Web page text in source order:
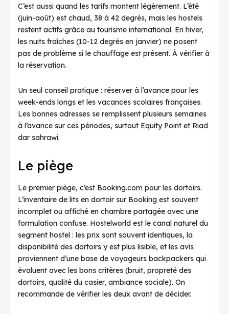
C’est aussi quand les tarifs montent légèrement. L’été
(juin-août) est chaud, 38 à 42 degrés, mais les hostels
restent actifs grâce au tourisme international. En hiver,
les nuits fraîches (10-12 degrés en janvier) ne posent
pas de problème si le chauffage est présent. À vérifier à
la réservation.
Un seul conseil pratique : réserver à l’avance pour les
week-ends longs et les vacances scolaires françaises.
Les bonnes adresses se remplissent plusieurs semaines
à l’avance sur ces périodes, surtout Equity Point et Riad
dar sahrawi.
Le piège
Le premier piège, c’est Booking.com pour les dortoirs.
L’inventaire de lits en dortoir sur Booking est souvent
incomplet ou affiché en chambre partagée avec une
formulation confuse. Hostelworld est le canal naturel du
segment hostel : les prix sont souvent identiques, la
disponibilité des dortoirs y est plus lisible, et les avis
proviennent d’une base de voyageurs backpackers qui
évaluent avec les bons critères (bruit, propreté des
dortoirs, qualité du casier, ambiance sociale). On
recommande de vérifier les deux avant de décider.